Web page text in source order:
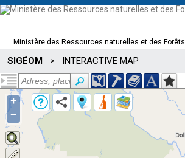
Ministère des Ressources naturelles et des Forêts
SIGÉOM > INTERACTIVE MAP
+
−